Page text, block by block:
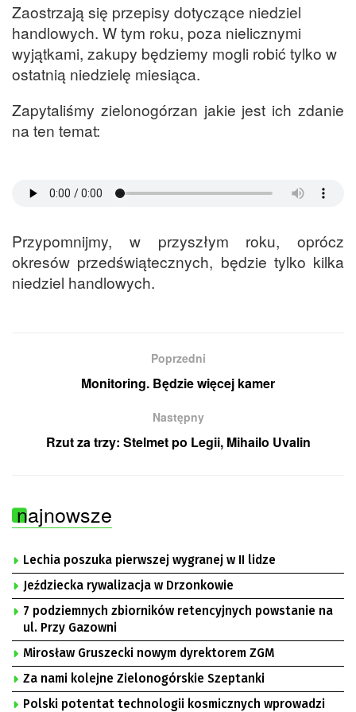
Zaostrzają się przepisy dotyczące niedziel
handlowych. W tym roku, poza nielicznymi
wyjątkami, zakupy będziemy mogli robić tylko w
ostatnią niedzielę miesiąca.
Zapytaliśmy zielonogórzan jakie jest ich zdanie
na ten temat:
Przypomnijmy, w przyszłym roku, oprócz
okresów przedświątecznych, będzie tylko kilka
niedziel handlowych.
Poprzedni
Monitoring. Będzie więcej kamer
Następny
Rzut za trzy: Stelmet po Legii, Mihailo Uvalin
najnowsze
Lechia poszuka pierwszej wygranej w II lidze
Jeździecka rywalizacja w Drzonkowie
7 podziemnych zbiorników retencyjnych powstanie na
ul. Przy Gazowni
Mirosław Gruszecki nowym dyrektorem ZGM
Za nami kolejne Zielonogórskie Szeptanki
Polski potentat technologii kosmicznych wprowadzi